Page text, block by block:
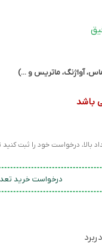
آواژنگ، ماتریس و ...)
باشد
بالا، درخواست خود را ثبت
درخواست خرید